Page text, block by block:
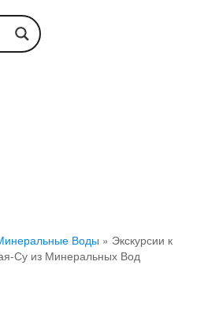
Воды» Экскурсии к
Су из Минеральных Вод